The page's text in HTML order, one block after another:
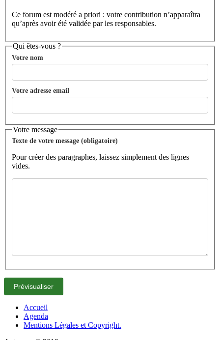
Ce forum est modéré a priori : votre contribution n’apparaîtra
qu’après avoir été validée par les responsables.
Qui êtes-vous ?
Votre nom
Votre adresse email
Votre message
Texte de votre message (obligatoire)
Pour créer des paragraphes, laissez simplement des lignes
vides.
Accueil
Agenda
Mentions Légales et Copyright.